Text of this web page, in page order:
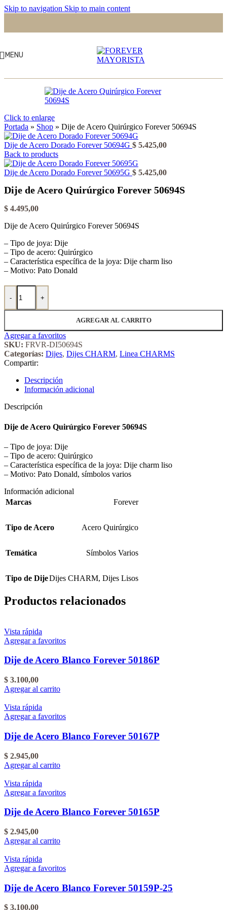
Skip to navigation Skip to main content
MENU
Click to enlarge
Portada » Shop » Dije de Acero Quirúrgico Forever 50694S
Dije de Acero Dorado Forever 50694G $ 5.425,00
Back to products
Dije de Acero Dorado Forever 50695G $ 5.425,00
Dije de Acero Quirúrgico Forever 50694S
$ 4.495,00
Dije de Acero Quirúrgico Forever 50694S
– Tipo de joya: Dije
– Tipo de acero: Quirúrgico
– Característica específica de la joya: Dije charm liso
– Motivo: Pato Donald
-
Dije de Acero Quirúrgico Forever 50694S cantidad
+
AGREGAR AL CARRITO
Agregar a favoritos
SKU: FRVR-DI50694S
Categorías: Dijes, Dijes CHARM, Linea CHARMS
Compartir:
Descripción
Información adicional
Descripción
Dije de Acero Quirúrgico Forever 50694S
– Tipo de joya: Dije
– Tipo de acero: Quirúrgico
– Característica específica de la joya: Dije charm liso
– Motivo: Pato Donald, símbolos varios
Información adicional
Marcas
Forever
Tipo de Acero Acero Quirúrgico
Temática Símbolos Varios
Tipo de DijeDijes CHARM, Dijes Lisos
Productos relacionados
Vista rápida
Agregar a favoritos
Dije de Acero Blanco Forever 50186P
$ 3.100,00
Agregar al carrito
Vista rápida
Agregar a favoritos
Dije de Acero Blanco Forever 50167P
$ 2.945,00
Agregar al carrito
Vista rápida
Agregar a favoritos
Dije de Acero Blanco Forever 50165P
$ 2.945,00
Agregar al carrito
Vista rápida
Agregar a favoritos
Dije de Acero Blanco Forever 50159P-25
$ 3.100,00